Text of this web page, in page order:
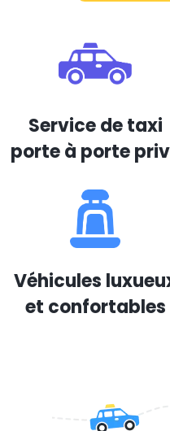
Service de taxi
porte à porte
Véhicules
et confortables